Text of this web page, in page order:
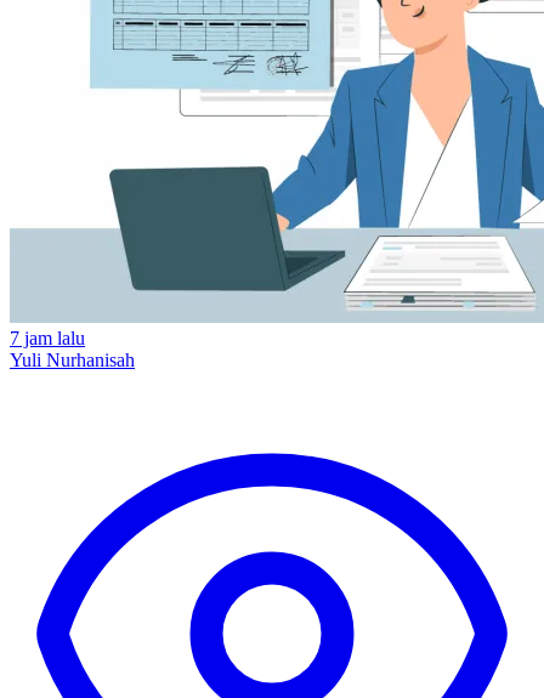
7 jam lalu
Yuli Nurhanisah